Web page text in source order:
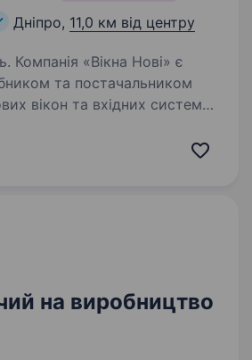
Дніпро, 11,0 км від центру
є
та постачальником
вікон та вхідних систем
матеріалами, що
на виробництво